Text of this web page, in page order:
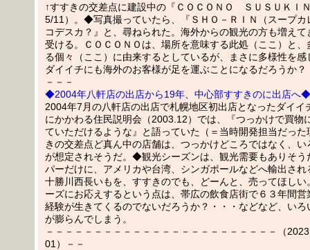
↑すすきの交差点に建設中の『ＣＯＣＯＮＯ ＳＵＳＵＫＩ
5/11）。◆写真撮っていたら、『ＳＨＯ－ＲＩＮ（スープカ
コデスカ？』と、尋ねられた。海外からの観光の方も増え
受ける。ＣＯＣＯＮＯは、場所を意味する此処（ここ）と、
る個々（ここ）に由来するとしているが、まさに多様性を感
ダイイチにも海外のお客様が足を運ぶことになるだろうか？
－－－
◆2004年八軒店の出店から19年、中心部すすきのに出店へ◆
2004年7月の八軒店の出店で札幌地区初出店となったダイイ
にかかわる住民説明会（2003.12）では、『つっかけで買物
ていただけるような』と語っていた（＝当時開発担当だった
きの交差点ど真ん中の店舗は、つっかけどころではなく、
が想定されそうだ。◆観光シーズンは、観光需要もありそう
パーだけに、アメリカや台湾、シンガポールなどへ輸出され
十勝川西長いもを、すすきのでも、どーんと、売ってほし
ーズにお応えするという点は、帯広の飲食店街で６３年間営
経験が生きてくるのでないだろうか？・・・などなど、いろ
が膨らんでしまう。
－－－－－－－－－－－－－－－－－－－－－－－－（
01）－－